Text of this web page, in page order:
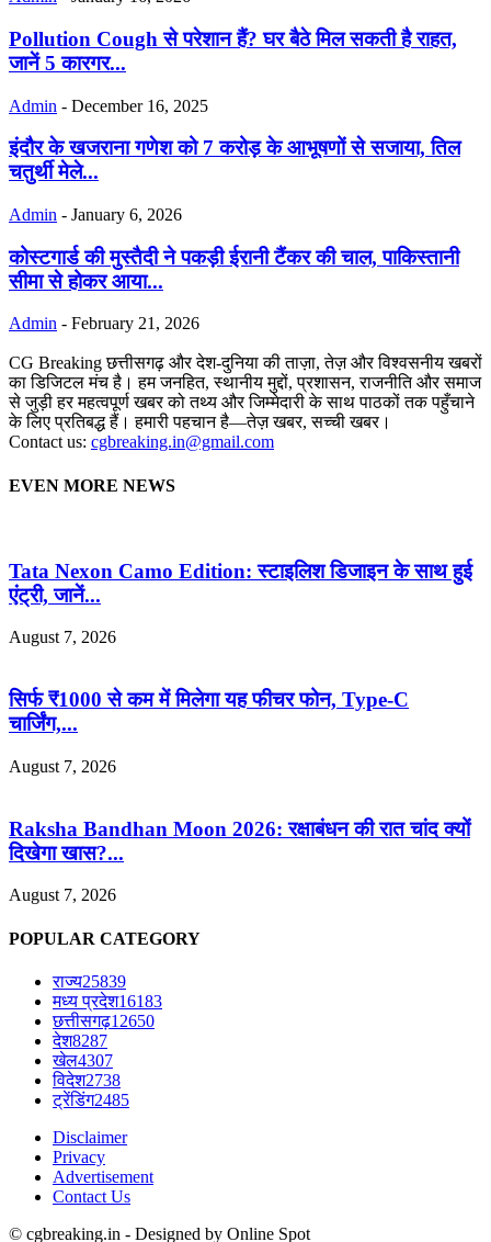
Pollution Cough से परेशान हैं? घर बैठे मिल सकती है राहत,
जानें 5 कारगर...
Admin - December 16, 2025
इंदौर के खजराना गणेश को 7 करोड़ के आभूषणों से सजाया, तिल
चतुर्थी मेले...
Admin - January 6, 2026
कोस्टगार्ड की मुस्तैदी ने पकड़ी ईरानी टैंकर की चाल, पाकिस्तानी
सीमा से होकर आया...
Admin - February 21, 2026
CG Breaking छत्तीसगढ़ और देश-दुनिया की ताज़ा, तेज़ और विश्वसनीय खबरों
का डिजिटल मंच है। हम जनहित, स्थानीय मुद्दों, प्रशासन, राजनीति और समाज
से जुड़ी हर महत्वपूर्ण खबर को तथ्य और जिम्मेदारी के साथ पाठकों तक पहुँचाने
के लिए प्रतिबद्ध हैं। हमारी पहचान है—तेज़ खबर, सच्ची खबर।
Contact us: cgbreaking.in@gmail.com
EVEN MORE NEWS
Tata Nexon Camo Edition: स्टाइलिश डिजाइन के साथ हुई
एंट्री, जानें...
August 7, 2026
सिर्फ ₹1000 से कम में मिलेगा यह फीचर फोन, Type-C
चार्जिंग,...
August 7, 2026
Raksha Bandhan Moon 2026: रक्षाबंधन की रात चांद क्यों
दिखेगा खास?...
August 7, 2026
POPULAR CATEGORY
राज्य25839
मध्य प्रदेश16183
छत्तीसगढ़12650
देश8287
खेल4307
विदेश2738
ट्रेंडिंग2485
Disclaimer
Privacy
Advertisement
Contact Us
© cgbreaking.in - Designed by Online Spot